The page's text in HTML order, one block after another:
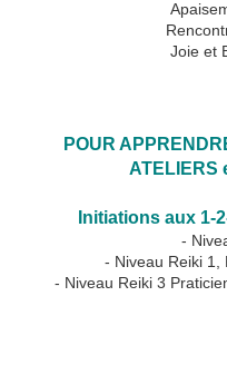
Joie et
POUR
ATELIERS
Initiations aux 1-
-
- Niveau Reiki 1,
- Niveau Reiki 3